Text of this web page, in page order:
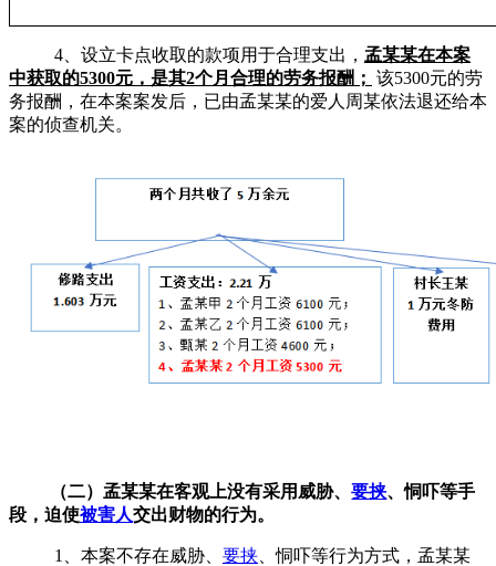
4、设立卡点收取的款项用于合理支出， 孟某某在本案
中获取的5300元，是其2个月合理的劳务报酬； 该5300元的劳
务报酬，在本案案发后，已由孟某某的爱人周某依法退还给本
案的侦查机关。
（二）孟某某在客观上没有采用威胁、要挟、恫吓等手
段，迫使被害人交出财物的行为。
1、本案不存在威胁、 要挟 、恫吓等行为方式，孟某某